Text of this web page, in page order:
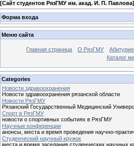
[Сайт студентов РязГМУ им. акад. И. П. Павлова]
Форма входа
Меню сайта
Главная страница О РязГМУ
Каталог
Categories
Новости здравоохранения
Новости здравоохранения рязанской области
Новости РязГМУ
Рязанский Государственный Медицинский
Спорт в РязГМУ
новости о спортивных событиях в РязГМУ
Научные конференции
анонсы, места и время проведения научно-
Cтуденческий научный кружок
места и время заседания студенческих научных